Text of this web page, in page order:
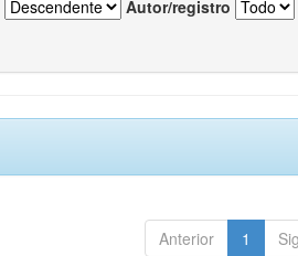
Autor/registro
Anterior 1